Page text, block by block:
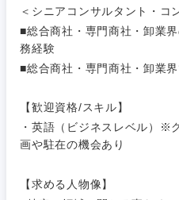
＜シニアコンサルタント・コ
■総合商社・専門商社・卸業
務経験
■総合商社・専門商社・卸業
【歓迎資格/スキル】
・英語（ビジネスレベル）※
画や駐在の機会あり
【求める人物像】